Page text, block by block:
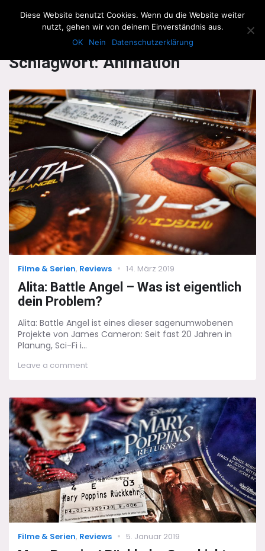
The Howling Men
Schlagwort:Animation
Categories
Filme & Serien, Reviews
Posted
14. März 2019
Alita: Battle Angel – Was ist eigentlich
dein Problem?
Alita: Battle Angel ist eines dieser sagenumwobenen
Projekte von James Cameron: Seit fast 20 Jahren in
Planung, Sci-Fi i...
Leave a commenton
Angel
–
Was
ist
eigentlich
dein
Problem?
Categories
Filme & Serien, Reviews
Posted
on
5. Januar 2019
Diese Website benutzt Cookies. Wenn du die Website weiter
nutzt, gehen wir von deinem Einverständnis aus.
OK
Nein Datenschutzerklärung